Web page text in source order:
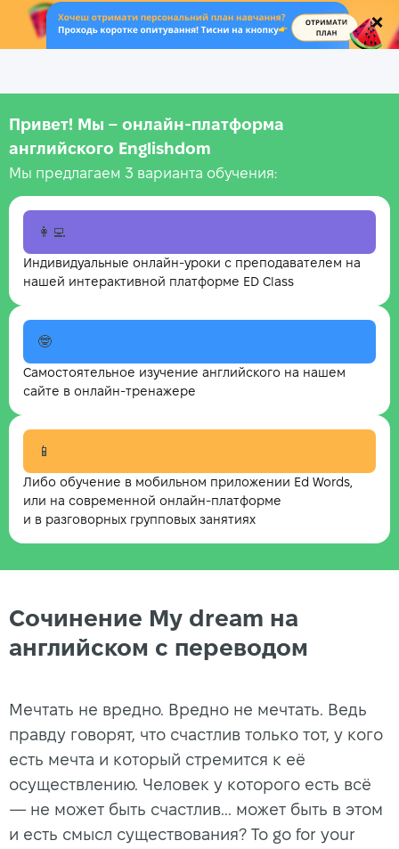
.
Привет! Мы – онлайн‑платформа
английского Englishdom
Мы предлагаем 3 варианта обучения:
👩‍💻
Индивидуальные онлайн-уроки с преподавателем на
нашей интерактивной платформе ED Class
🤓
Самостоятельное изучение английского на нашем
сайте в онлайн-тренажере
📱
Либо обучение в мобильном приложении Ed Words,
или на современной онлайн-платформе
и в разговорных групповых занятиях
Сочинение My dream на
английском с переводом
Мечтать не вредно. Вредно не мечтать. Ведь
правду говорят, что счастлив только тот, у кого
есть мечта и который стремится к её
осуществлению. Человек у которого есть всё
— не может быть счастлив... может быть в этом
и есть смысл существования? To go for your